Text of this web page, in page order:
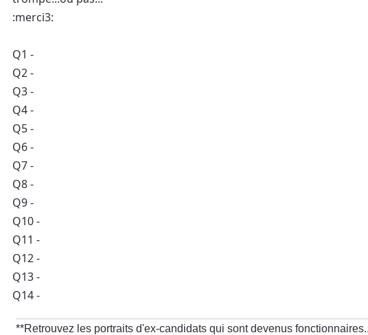
:merci3:
Q1 -
Q2 -
Q3 -
Q4 -
Q5 -
Q6 -
Q7 -
Q8 -
Q9 -
Q10 -
Q11 -
Q12 -
Q13 -
Q14 -
**Retrouvez les portraits d'ex-candidats qui sont devenus